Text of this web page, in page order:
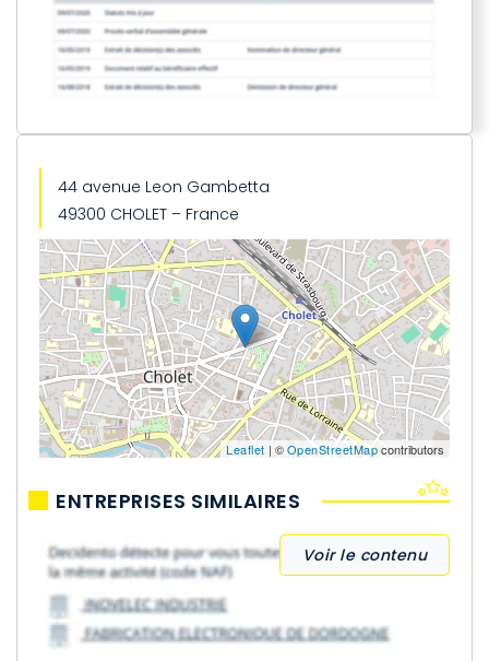
44 avenue Leon Gambetta
49300 CHOLET – France
Leaflet | ©OpenStreetMapcontributors
ENTREPRISES SIMILAIRES
Voir le contenu